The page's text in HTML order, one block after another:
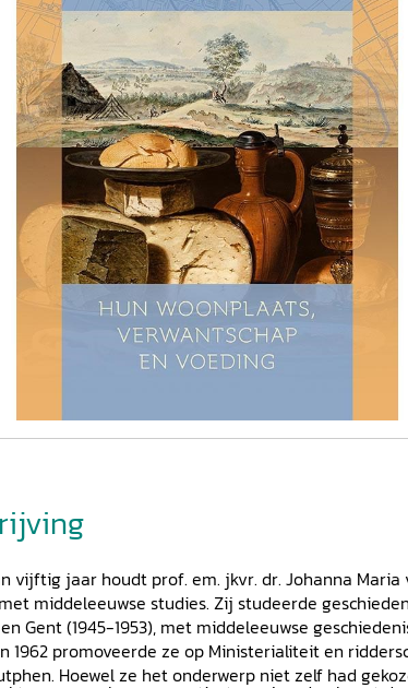
vijftig jaar houdt prof. em. jkvr. dr. Johanna Maria
middeleeuwse studies. Zij studeerde
Gent (1945-1953), met middeleeuwse
1962 promoveerde ze op Ministerialiteit en
Hoewel ze het onderwerp niet zelf had